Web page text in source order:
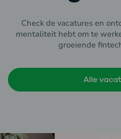
Check de vacatures en
mentaliteit hebt om te
groeiende
Alle